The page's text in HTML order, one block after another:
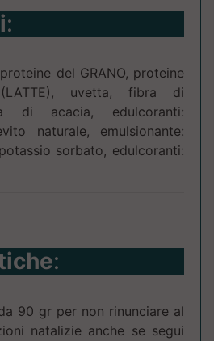
:
del GRANO, proteine
uvetta, fibra di
di acacia, edulcoranti:
naturale, emulsionante:
sorbato, edulcoranti:
:
90 gr per non rinunciare al
natalizie anche se segui